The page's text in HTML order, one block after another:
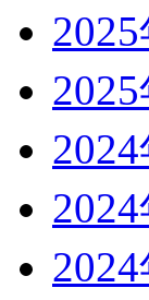
2025
2025
2024
2024
2024